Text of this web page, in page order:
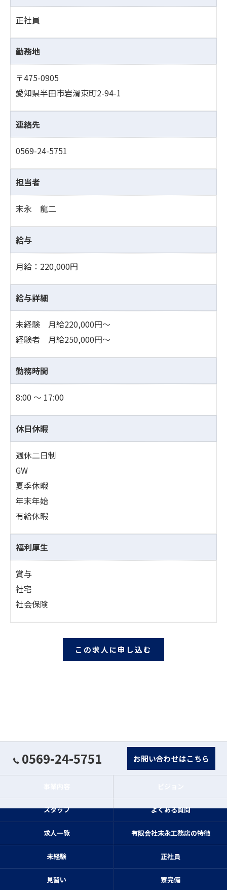
正社員
勤務地
〒475-0905
愛知県半田市岩滑東町2-94-1
連絡先
0569-24-5751
担当者
末永 龍二
給与
月給：220,000円
給与詳細
未経験 月給220,000円～
経験者 月給250,000円～
勤務時間
8:00 ～ 17:00
休日休暇
週休二日制
GW
夏季休暇
年末年始
有給休暇
福利厚生
賞与
社宅
社会保険
この求人に申し込む
0569-24-5751 お問い合わせはこちら
スタッフ よくある質問
求人一覧 有限会社末永工務店の特徴
未経験 正社員
見習い 寮完備